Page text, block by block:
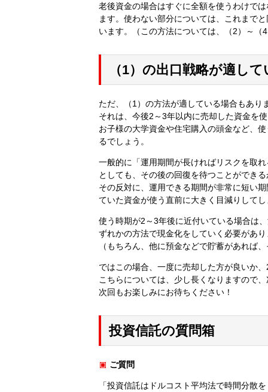
老後資金の場合はすぐに全額を使うわけで
ます。使わない部分については、これまで
います。（この方法については、（2）～
（1）の出口戦略が適し
ただ、（1）の方法が適している場合もあり
それは、今後2～3年以内に売却した資金を
お子様の大学資金や住宅購入の頭金など、
るでしょう。
一般的に「運用期間が長ければリスクを取
としても、その後の回復を待つことができ
その反対に、運用できる期間が非常に短い
ていた資金が使う直前に大きく目減りして
使う時期が2～3年後に近付いている場合は
ずれかの方法で現金化をしていく必要があ
（もちろん、他に預金などで貯蓄があれば
ではこの場合、一度に売却した方が良いか
こちらについては、少し長くなりますので
次回もお楽しみにお待ちください！
投資信託の質問箱
ご質問
「投資信託はドルコスト平均法で時間分散